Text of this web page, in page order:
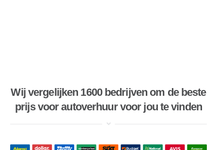
Wij vergelijken 1600 bedrijven om de beste
prijs voor autoverhuur voor jou te vinden